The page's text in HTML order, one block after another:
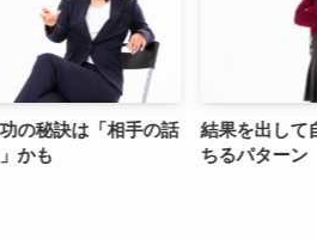
話
結果を出して自信過剰になって落
ちるパターン